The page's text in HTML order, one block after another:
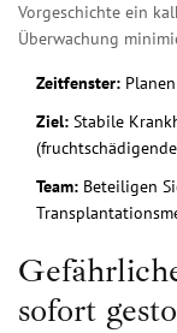
Vorgeschichte ein
Überwachung
Zeitfenster:
Ziel: Stabile
Team: Beteiligen
sofort